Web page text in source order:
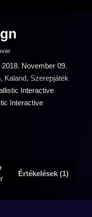
November 09.
, Kaland, Szerepjáték
Interactive
Interactive
Értékelések (1)